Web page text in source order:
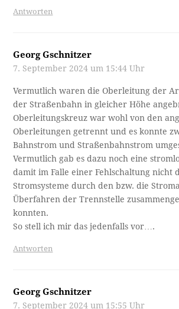
Antworten
Georg Gschnitzer
7. September 2024 um 15:44 Uhr
Vermutlich waren die Oberleitung der
der Straßenbahn in gleicher Höhe
Oberleitungskreuz war wohl von den
Oberleitungen getrennt und es konnte
Bahnstrom und Straßenbahnstrom
Vermutlich gab es dazu noch eine
damit im Falle einer Fehlschaltung nicht
Stromsysteme durch den bzw. die
Überfahren der Trennstelle
konnten.
So stell ich mir das jedenfalls vor….
Antworten
Georg Gschnitzer
7. September 2024 um 15:55 Uhr